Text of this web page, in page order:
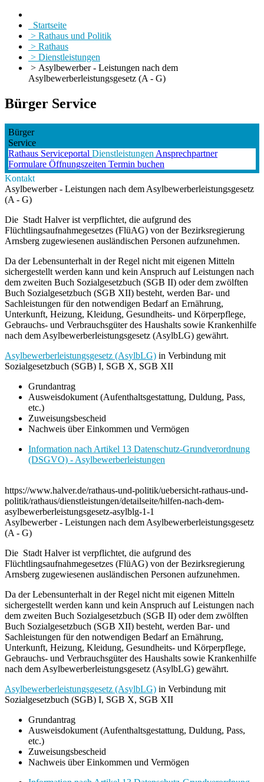
Startseite
> Rathaus und Politik
> Rathaus
> Dienstleistungen
> Asylbewerber - Leistungen nach dem
Asylbewerberleistungsgesetz (A - G)
Bürger Service
Bürger
Service
Rathaus Serviceportal Dienstleistungen Ansprechpartner
Formulare Öffnungszeiten Termin buchen
Kontakt
Asylbewerber - Leistungen nach dem Asylbewerberleistungsgesetz
(A - G)
Die Stadt Halver ist verpflichtet, die aufgrund des
Flüchtlingsaufnahmegesetzes (FlüAG) von der Bezirksregierung
Arnsberg zugewiesenen ausländischen Personen aufzunehmen.
Da der Lebensunterhalt in der Regel nicht mit eigenen Mitteln
sichergestellt werden kann und kein Anspruch auf Leistungen nach
dem zweiten Buch Sozialgesetzbuch (SGB II) oder dem zwölften
Buch Sozialgesetzbuch (SGB XII) besteht, werden Bar- und
Sachleistungen für den notwendigen Bedarf an Ernährung,
Unterkunft, Heizung, Kleidung, Gesundheits- und Körperpflege,
Gebrauchs- und Verbrauchsgüter des Haushalts sowie Krankenhilfe
nach dem Asylbewerberleistungsgesetz (AsylbLG) gewährt.
Asylbewerberleistungsgesetz (AsylbLG) in Verbindung mit
Sozialgesetzbuch (SGB) I, SGB X, SGB XII
Grundantrag
Ausweisdokument (Aufenthaltsgestattung, Duldung, Pass,
etc.)
Zuweisungsbescheid
Nachweis über Einkommen und Vermögen
Information nach Artikel 13 Datenschutz-Grundverordnung
(DSGVO) - Asylbewerberleistungen
https://www.halver.de/rathaus-und-politik/uebersicht-rathaus-und-
politik/rathaus/dienstleistungen/detailseite/hilfen-nach-dem-
asylbewerberleistungsgesetz-asylblg-1-1
Asylbewerber - Leistungen nach dem Asylbewerberleistungsgesetz
(A - G)
Die Stadt Halver ist verpflichtet, die aufgrund des
Flüchtlingsaufnahmegesetzes (FlüAG) von der Bezirksregierung
Arnsberg zugewiesenen ausländischen Personen aufzunehmen.
Da der Lebensunterhalt in der Regel nicht mit eigenen Mitteln
sichergestellt werden kann und kein Anspruch auf Leistungen nach
dem zweiten Buch Sozialgesetzbuch (SGB II) oder dem zwölften
Buch Sozialgesetzbuch (SGB XII) besteht, werden Bar- und
Sachleistungen für den notwendigen Bedarf an Ernährung,
Unterkunft, Heizung, Kleidung, Gesundheits- und Körperpflege,
Gebrauchs- und Verbrauchsgüter des Haushalts sowie Krankenhilfe
nach dem Asylbewerberleistungsgesetz (AsylbLG) gewährt.
Asylbewerberleistungsgesetz (AsylbLG) in Verbindung mit
Sozialgesetzbuch (SGB) I, SGB X, SGB XII
Grundantrag
Ausweisdokument (Aufenthaltsgestattung, Duldung, Pass,
etc.)
Zuweisungsbescheid
Nachweis über Einkommen und Vermögen